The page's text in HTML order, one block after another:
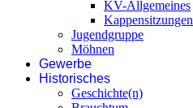
KV-Allgemeines
Kappensitzungen
Jugendgruppe
Möhnen
Gewerbe
Historisches
Geschichte(n)